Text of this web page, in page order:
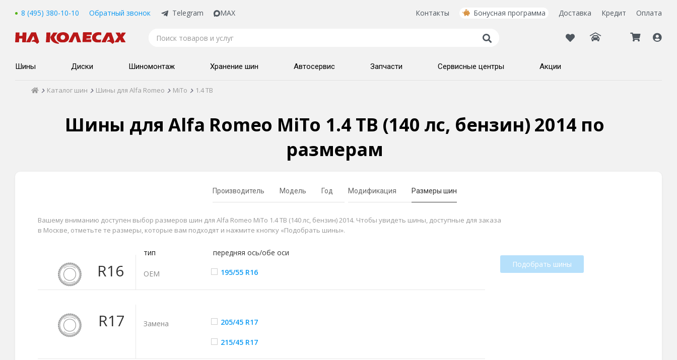
8 (495) 380-10-10 Обратный звонок Telegram MAX Контакты Бонусная программа Доставка Кредит Оплата
Шины Диски Шиномонтаж Хранение шин Автосервис Запчасти Сервисные центры Акции
Каталог шин Шины для Alfa Romeo MiTo 1.4 TB
Шины для Alfa Romeo MiTo 1.4 TB (140 лс, бензин) 2014 по
размерам
Производитель Модель Год Модификация Размеры шин
Вашему вниманию доступен выбор размеров шин для Alfa Romeo MiTo 1.4 TB (140 лс, бензин) 2014. Чтобы увидеть шины, доступные для заказа
в Москве, отметьте те размеры, которые вам подходят и нажмите кнопку «Подобрать шины».
R16
тип передняя ось/обе оси
ОЕМ 195/55 R16
R17 Замена 205/45 R17
215/45 R17
Подобрать шины